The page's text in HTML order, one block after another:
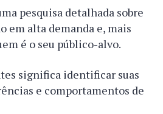
pesquisa detalhada sobre
em alta demanda e, mais
é o seu público-alvo.
significa identificar suas
e comportamentos de